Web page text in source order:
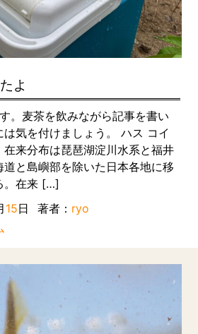
よ
。麦茶を飲みながら記事を書い
気を付けましょう。 ハス コイ
在来分布は琵琶湖淀川水系と福井
と島嶼部を除いた日本各地に移
。在来 […]
15日 著者： ryo